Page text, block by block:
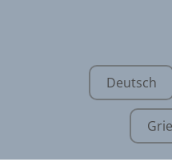
Deutsch